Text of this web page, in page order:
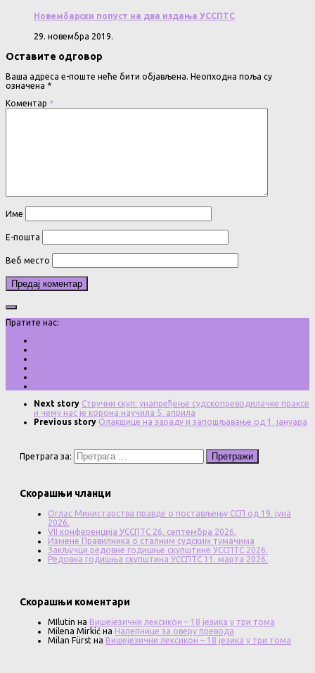
Новембарски попуст на два издања УССПТС
29. новембра 2019.
Оставите одговор
Ваша адреса е-поште неће бити објављена. Неопходна поља су
означена *
Коментар *
Име
Е-пошта
Веб место
Пратите нас:
Next story Стручни скуп: унапређење судскопреводилачке праксе
и чему нас је корона научила 5. априла
Previous story Олакшице на зараду и запошљавање од 1. јануара
Претрага за:
Скорашњи чланци
Оглас Министарства правде о постављењу ССП од 19. јуна
2026.
VII конференција УССПТС 26. септембра 2026.
Измене Правилника о сталним судским тумачима
Закључци редовне годишње скупштине УССПТС 2026.
Редовна годишња скупштина УССПТС 11. марта 2026.
Скорашњи коментари
MIlutin на Вишејезични лексикон – 18 језика у три тома
Milena Mirkić на Налепнице за оверу превода
Milan Fürst на Вишејезични лексикон – 18 језика у три тома